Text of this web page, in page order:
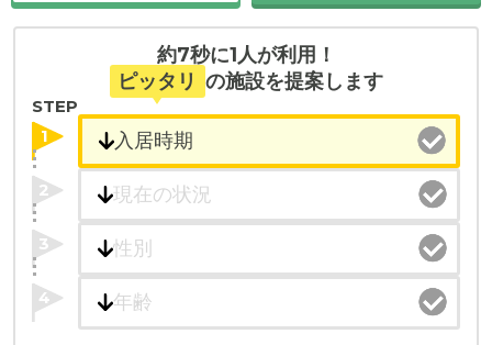
約7秒に1人が利用！
ピッタリ の施設を提案します
STEP
1
2
3
4